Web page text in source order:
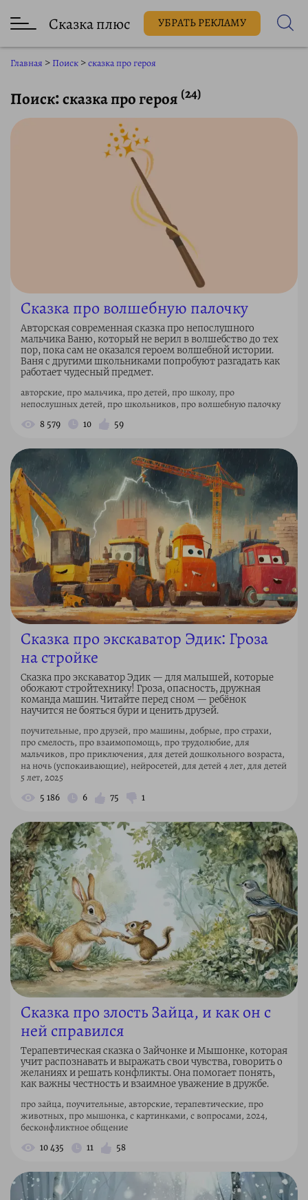
Сказка плюс УБРАТЬ РЕКЛАМУ
Главная > Поиск >сказка про героя
Поиск: сказка про героя (24)
Сказка про волшебную палочку
Авторская современная сказка про непослушного
мальчика Ваню, который не верил в волшебство до тех
пор, пока сам не оказался героем волшебной истории.
Ваня с другими школьниками попробуют разгадать как
работает чудесный предмет.
авторские, про мальчика, про детей, про школу, про
непослушных детей, про школьников, про волшебную палочку
8 579 10 59
Сказка про экскаватор Эдик: Гроза
на стройке
Сказка про экскаватор Эдик — для малышей, которые
обожают стройтехнику! Гроза, опасность, дружная
команда машин. Читайте перед сном — ребёнок
научится не бояться бури и ценить друзей.
поучительные, про друзей, про машины, добрые, про страхи,
про смелость, про взаимопомощь, про трудолюбие, для
мальчиков, про приключения, для детей дошкольного возраста,
на ночь (успокаивающие), нейросетей, для детей 4 лет, для детей
5 лет, 2025
5 186 6 75 1
Сказка про злость Зайца, и как он с
ней справился
Терапевтическая сказка о Зайчонке и Мышонке, которая
учит распознавать и выражать свои чувства, говорить о
желаниях и решать конфликты. Она помогает понять,
как важны честность и взаимное уважение в дружбе.
про зайца, поучительные, авторские, терапевтические, про
животных, про мышонка, с картинками, с вопросами, 2024,
бесконфликтное общение
10 435 11 58